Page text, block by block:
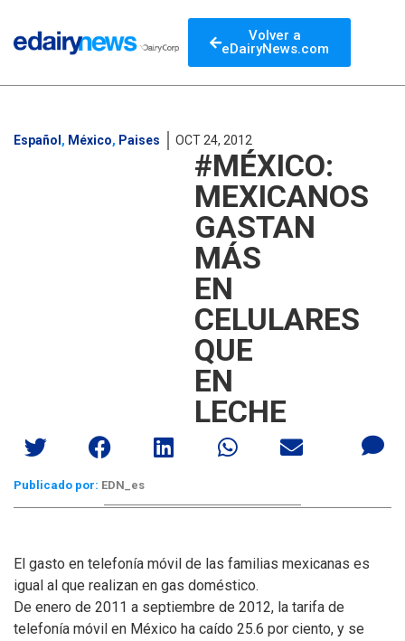
Volver a
eDairyNews.com
Español , México, Paises OCT 24, 2012
#MÉXICO:
MEXICANOS
GASTAN
MÁS
EN
CELULARES
QUE
EN
LECHE
Publicado por: EDN_es
El gasto en telefonía móvil de las familias mexicanas es
igual al que realizan en gas doméstico.
De enero de 2011 a septiembre de 2012, la tarifa de
telefonía móvil en México ha caído 25.6 por ciento, y se